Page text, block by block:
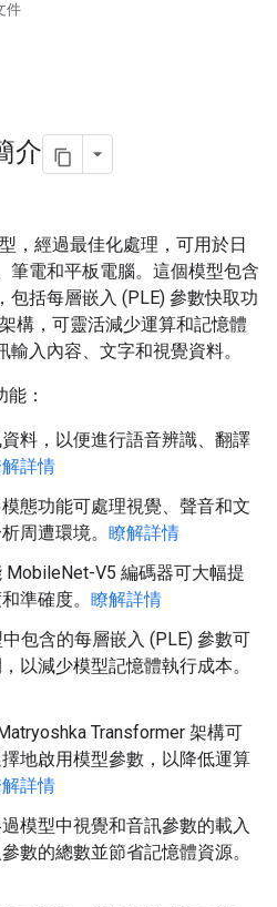
件
介
，經過最佳化處理，可用於日
筆電和平板電腦。這個模型包含
包括每層嵌入 (PLE) 參數快取功
構，可靈活減少運算和記憶體
入內容、文字和視覺資料。
：
資料，以便進行語音辨識、翻譯
詳情
模態功能可處理視覺、聲音和文
周遭環境。 瞭解詳情
MobileNet-V5 編碼器可大幅提
準確度。 瞭解詳情
中包含的每層嵌入 (PLE) 參數可
以減少模型記憶體執行成本。
Transformer 架構可
地啟用模型參數，以降低運算
詳情
模型中視覺和音訊參數的載入
數的總數並節省記憶體資源。